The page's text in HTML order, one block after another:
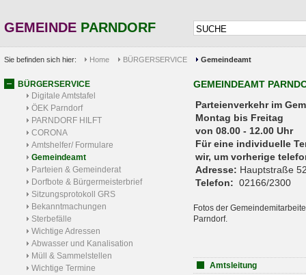
GEMEINDE PARNDORF
Sie befinden sich hier: Home BÜRGERSERVICE Gemeindeamt
BÜRGERSERVICE
Digitale Amtstafel
ÖEK Parndorf
PARNDORF HILFT
CORONA
Amtshelfer/ Formulare
Gemeindeamt
Parteien & Gemeinderat
Dorfbote & Bürgermeisterbrief
Sitzungsprotokoll GRS
Bekanntmachungen
Sterbefälle
Wichtige Adressen
Abwasser und Kanalisation
Müll & Sammelstellen
Wichtige Termine
GEMEINDEAMT
Parteienverkehr
Montag bis Freitag
von 08.00 - 12.00 Uhr
Für eine individuelle
wir, um vorherige
Adresse: Hauptstraße
Telefon: 02166/2300
Fotos der
Parndorf.
Amtsleitung